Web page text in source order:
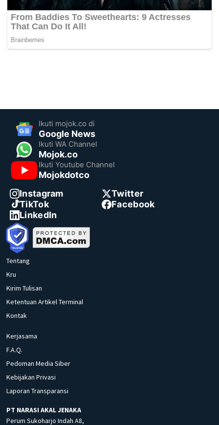
Ikuti mojok.co di
Google News
Ikuti WA Channel
Mojok.co
Ikuti Youtube Channel
Mojokdotco
Instagram
Twitter
TikTok
Facebook
LinkedIn
Tentang
Kru
Kirim Tulisan
Ketentuan Artikel Terminal
Kontak
Kerjasama
F.A.Q.
Pedoman Media Siber
Kebijakan Privasi
Laporan Transparansi
PT NARASI AKAL JENAKA
Perum Sukoharjo Indah A8,